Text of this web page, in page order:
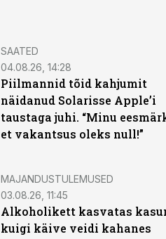
SAATED
04.08.26, 14:28
Piilmannid tõid kahjumit
näidanud Solarisse Apple’i
taustaga juhi. “Minu
et vakantsus oleks null!”
MAJANDUSTULEMUSED
03.08.26, 11:45
Alkoholikett kasvatas
kuigi käive veidi kahanes